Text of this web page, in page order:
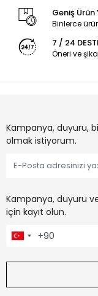
Geniş
Binlerce
7 / 24
Öneri ve
Kampanya, duyuru,
olmak istiyorum.
Kampanya, duyuru
için kayıt olun.